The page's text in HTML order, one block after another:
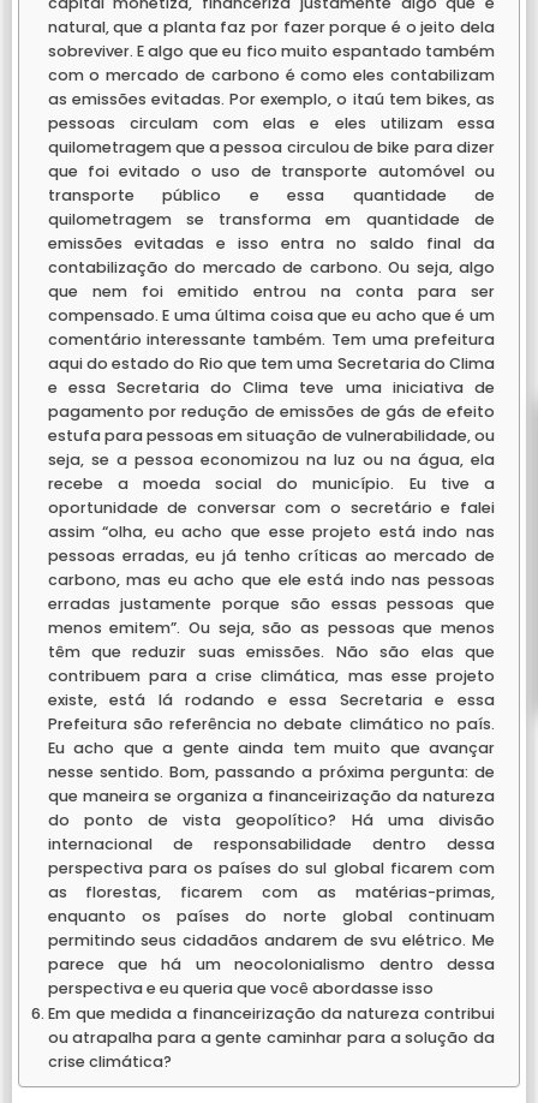
natural, que a planta faz por fazer porque é o jeito dela
sobreviver. E algo que eu fico muito espantado também
com o mercado de carbono é como eles contabilizam
as emissões evitadas. Por exemplo, o itaú tem bikes, as
pessoas circulam com elas e eles utilizam essa
quilometragem que a pessoa circulou de bike para dizer
que foi evitado o uso de transporte automóvel ou
transporte público e essa quantidade de
quilometragem se transforma em quantidade de
emissões evitadas e isso entra no saldo final da
contabilização do mercado de carbono. Ou seja, algo
que nem foi emitido entrou na conta para ser
compensado. E uma última coisa que eu acho que é um
comentário interessante também. Tem uma prefeitura
aqui do estado do Rio que tem uma Secretaria do Clima
e essa Secretaria do Clima teve uma iniciativa de
pagamento por redução de emissões de gás de efeito
estufa para pessoas em situação de vulnerabilidade, ou
seja, se a pessoa economizou na luz ou na água, ela
recebe a moeda social do município. Eu tive a
oportunidade de conversar com o secretário e falei
assim “olha, eu acho que esse projeto está indo nas
pessoas erradas, eu já tenho críticas ao mercado de
carbono, mas eu acho que ele está indo nas pessoas
erradas justamente porque são essas pessoas que
menos emitem”. Ou seja, são as pessoas que menos
têm que reduzir suas emissões. Não são elas que
contribuem para a crise climática, mas esse projeto
existe, está lá rodando e essa Secretaria e essa
Prefeitura são referência no debate climático no país.
Eu acho que a gente ainda tem muito que avançar
nesse sentido. Bom, passando a próxima pergunta: de
que maneira se organiza a financeirização da natureza
do ponto de vista geopolítico? Há uma divisão
internacional de responsabilidade dentro dessa
perspectiva para os países do sul global ficarem com
as florestas, ficarem com as matérias-primas,
enquanto os países do norte global continuam
permitindo seus cidadãos andarem de svu elétrico. Me
parece que há um neocolonialismo dentro dessa
perspectiva e eu queria que você abordasse isso
Em que medida a financeirização da natureza contribui
ou atrapalha para a gente caminhar para a solução da
crise climática?